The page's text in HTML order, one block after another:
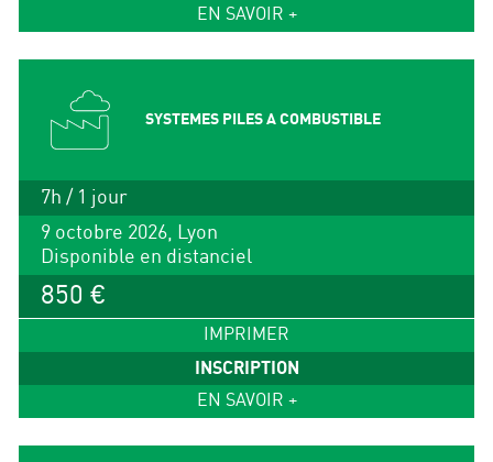
EN SAVOIR +
SYSTEMES PILES A COMBUSTIBLE
7h / 1 jour
9 octobre 2026, Lyon
Disponible en distanciel
850 €
IMPRIMER
INSCRIPTION
EN SAVOIR +